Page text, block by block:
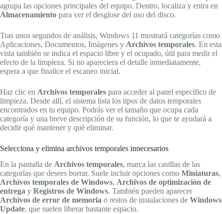
agrupa las opciones principales del equipo. Dentro, localiza y entra en
Almacenamiento para ver el desglose del uso del disco.
Tras unos segundos de análisis, Windows 11 mostrará categorías como
Aplicaciones, Documentos, Imágenes y Archivos temporales. En esta
vista también se indica el espacio libre y el ocupado, útil para medir el
efecto de la limpieza. Si no apareciera el detalle inmediatamente,
espera a que finalice el escaneo inicial.
Haz clic en Archivos temporales para acceder al panel específico de
limpieza. Desde allí, el sistema lista los tipos de datos temporales
encontrados en tu equipo. Podrás ver el tamaño que ocupa cada
categoría y una breve descripción de su función, lo que te ayudará a
decidir qué mantener y qué eliminar.
Selecciona y elimina archivos temporales innecesarios
En la pantalla de Archivos temporales, marca las casillas de las
categorías que desees borrar. Suele incluir opciones como Miniaturas,
Archivos temporales de Windows, Archivos de optimización de
entrega y Registros de Windows. También pueden aparecer
Archivos de error de memoria o restos de instalaciones de Windows
Update, que suelen liberar bastante espacio.